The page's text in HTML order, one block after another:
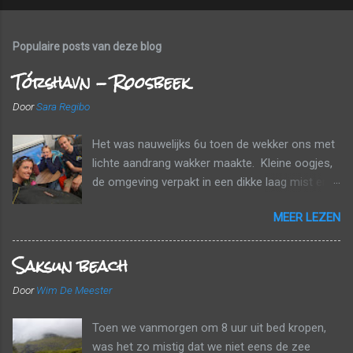
Populaire posts van deze blog
Tórshavn - Roosbeek
DoorSara Regibo
Het was nauwelijks 6u toen de wekker ons met
lichte aandrang wakker maakte. Kleine oogjes,
de omgeving verpakt in een dikke laag mist en
echt ontbijt was het nog te vroeg, maar we
kregen wel elk nog een papieren zak mee met
een banaan, een croissant en een fruitsapje.
Tussen de wolken en de mist probeerden we
onderweg nog zo veel mogelijk van het
tankbeurt, de huurauto inleveren en dan gaan
MEER LEZEN
Saksun beach
DoorWim De Meester
Toen we vanmorgen om 8 uur uit bed kropen,
was het zo mistig dat we niet eens de zee